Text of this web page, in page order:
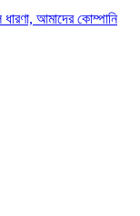
আমাদের কোম্পানি